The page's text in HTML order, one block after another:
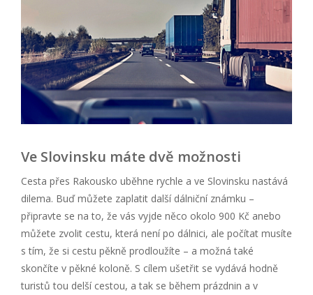
Ve Slovinsku máte dvě možnosti
Cesta přes Rakousko uběhne rychle a ve Slovinsku nastává
dilema. Buď můžete zaplatit další dálniční známku –
připravte se na to, že vás vyjde něco okolo 900 Kč anebo
můžete zvolit cestu, která není po dálnici, ale počítat musíte
s tím, že si cestu pěkně prodloužíte – a možná také
skončíte v pěkné koloně. S cílem ušetřit se vydává hodně
turistů tou delší cestou, a tak se během prázdnin a v